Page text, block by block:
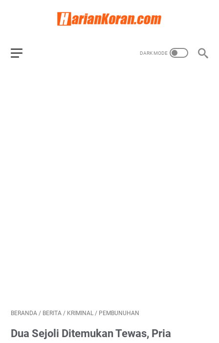
BERANDA / BERITA / KRIMINAL / PEMBUNUHAN
Dua Sejoli Ditemukan Tewas, Pria